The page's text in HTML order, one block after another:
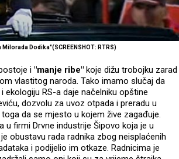
Dodika"(SCREENSHOT: RTRS)
i "manje ribe" koje dižu trobojku zarad
vlastitog naroda. Tako imamo slučaj da
RS-a daje načelniku opštine
dozvolu za uvoz otpada i preradu u
da se mjesto u kojem žive zagađuje.
u firmi Drvne industrije Šipovo koja je u
obustavu rada radnika zbog neisplaćenih
i podijelio im otkaze. Radnicima je